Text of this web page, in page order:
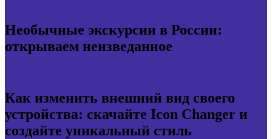
Необычные экскурсии в России:
открываем неизведанное
Как изменить внешний вид своего
устройства: скачайте Icon Changer и
создайте уникальный стиль